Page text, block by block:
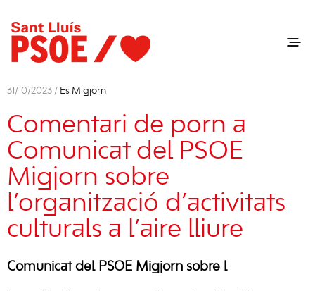
31/10/2023 / Es Migjorn
Comentari de porn a
Comunicat del PSOE
Migjorn sobre
l’organització d’activitats
culturals a l’aire lliure
Comunicat del PSOE Migjorn sobre l